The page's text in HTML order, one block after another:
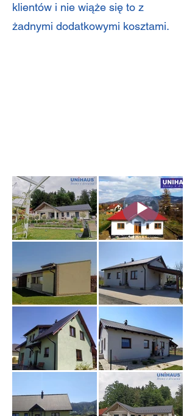
klientów i nie wiąże się to z
żadnymi dodatkowymi kosztami.